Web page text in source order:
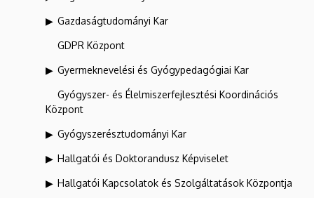
Gazdaságtudományi Kar
GDPR Központ
Gyermeknevelési és Gyógypedagógiai Kar
Gyógyszer- és Élelmiszerfejlesztési Koordinációs
Központ
Gyógyszerésztudományi Kar
Hallgatói és Doktorandusz Képviselet
Hallgatói Kapcsolatok és Szolgáltatások Központja